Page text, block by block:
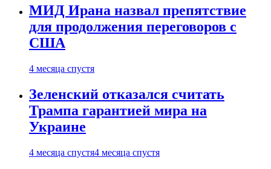
МИД Ирана назвал препятствие
для продолжения переговоров с
США
4 месяца спустя
Зеленский отказался считать
Трампа гарантией мира на
Украине
4 месяца спустя4 месяца спустя